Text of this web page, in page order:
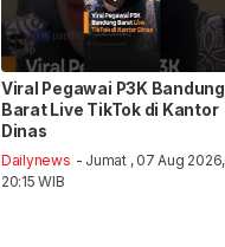
Viral Pegawai P3K Bandung
Barat Live TikTok di Kantor
Dinas
Dailynews - Jumat , 07 Aug 2026,
20:15 WIB